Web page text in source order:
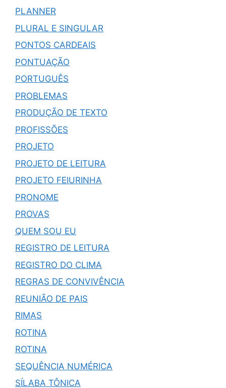
PLANNER
PLURAL E SINGULAR
PONTOS CARDEAIS
PONTUAÇÃO
PORTUGUÊS
PROBLEMAS
PRODUÇÃO DE TEXTO
PROFISSÕES
PROJETO
PROJETO DE LEITURA
PROJETO FEIURINHA
PRONOME
PROVAS
QUEM SOU EU
REGISTRO DE LEITURA
REGISTRO DO CLIMA
REGRAS DE CONVIVÊNCIA
REUNIÃO DE PAIS
RIMAS
ROTINA
ROTINA
SEQUÊNCIA NUMÉRICA
SÍLABA TÔNICA